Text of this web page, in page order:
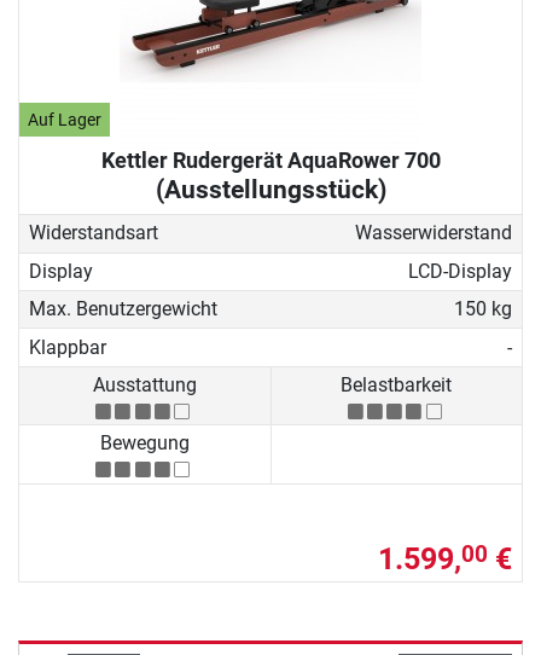
Auf Lager
Kettler Rudergerät AquaRower 700
(Ausstellungsstück)
Widerstandsart
Wasserwiderstand
Display
LCD-Display
Max. Benutzergewicht
150 kg
Klappbar
-
Ausstattung
Belastbarkeit
Bewegung
1.599,00 €